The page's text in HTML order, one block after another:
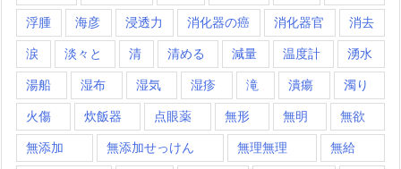
浮腫 海彦 浸透力 消化器の癌 消化器官 消去
涙 淡々と 清 清める 減量 温度計 湧水
湯船 湿布 湿気 湿疹 滝 潰瘍 濁り
火傷 炊飯器 点眼薬 無形 無明 無欲
無添加 無添加せっけん 無理無理 無給